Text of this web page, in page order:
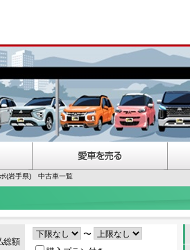
ポ(岩手県) 中古車一覧
総額
〜